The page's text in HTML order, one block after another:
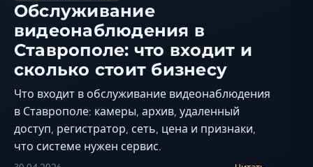
Обслуживание
видеонаблюдения в
Ставрополе: что входит и
сколько стоит бизнесу
Что входит в обслуживание видеонаблюдения
в Ставрополе: камеры, архив, удаленный
доступ, регистратор, сеть, цена и признаки,
что системе нужен сервис.